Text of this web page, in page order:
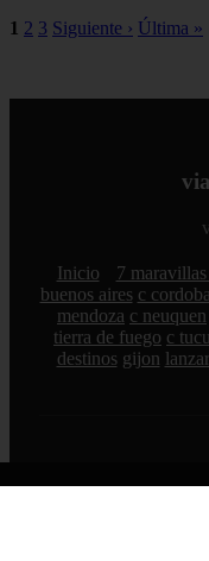
1 2 3 Siguiente › Última »
Inicio 7
buenos aires c cordoba
mendoza c neuquen
tierra de fuego c
destinos gijon